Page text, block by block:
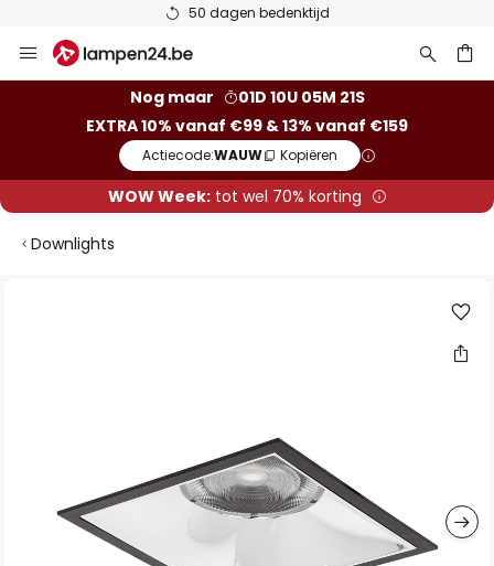
50 dagen bedenktijd
naar
Nog maar
01D 10U 05M 21S
EXTRA 10% vanaf €99 & 13% vanaf €159
Actiecode:WAUW Kopiëren
WOW Week:tot wel 70% korting
Downlights